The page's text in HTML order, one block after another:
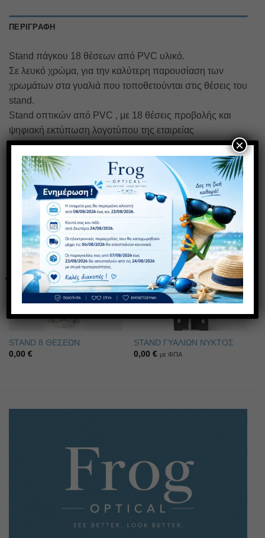
ΠΕΡΙΓΡΑΦΉ
Stand πάγκου 18 θέσεων από PVC υλικό.
Σε λευκό χρώμα, για την καλύτερη παρουσίαση των
χρωμάτων στα γυαλιά που τοποθετούνται στις θέσεις του
stand.
Stand οπτικών από PVC , με 18 θέσεις προβολής και
ψηφιακή εκτύπωση λογοτύπου της εταιρείας
οπτικών Frog optical . Διάσταση 20 X 36 X 70 cm.
ΣΧΕΤΙΚΆ ΠΡΟΪΌΝΤΑ
Πρόσθήκη
στην λίστα
επιθυμιών
STAND 8 ΘΕΣΕΩΝ
0,00 €
Πρόσθήκη
στην λίστα
επιθυμιών
STAND ΓΥΑΛΙΩΝ ΝΥΚΤΟΣ
0,00€ με ΦΠΑ
×